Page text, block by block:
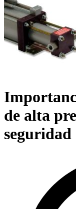
de alta